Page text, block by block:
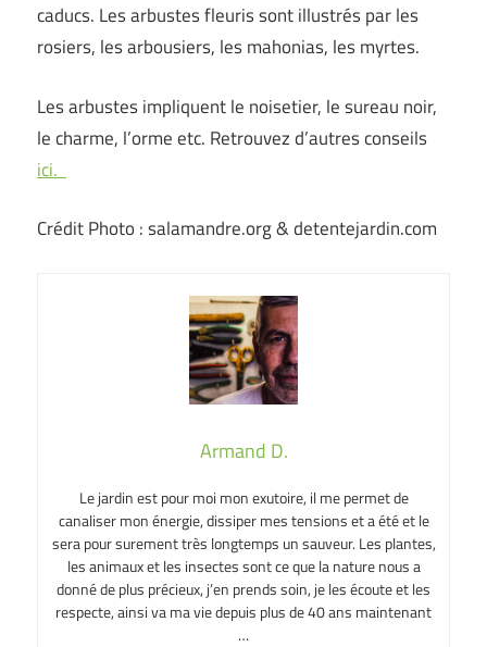
caducs. Les arbustes fleuris sont illustrés par les
rosiers, les arbousiers, les mahonias, les myrtes.
Les arbustes impliquent le noisetier, le sureau noir,
le charme, l’orme etc. Retrouvez d’autres conseils
ici.
Crédit Photo : salamandre.org & detentejardin.com
Armand D.
Le jardin est pour moi mon exutoire, il me permet de
canaliser mon énergie, dissiper mes tensions et a été et le
sera pour surement très longtemps un sauveur. Les plantes,
les animaux et les insectes sont ce que la nature nous a
donné de plus précieux, j’en prends soin, je les écoute et les
respecte, ainsi va ma vie depuis plus de 40 ans maintenant
…